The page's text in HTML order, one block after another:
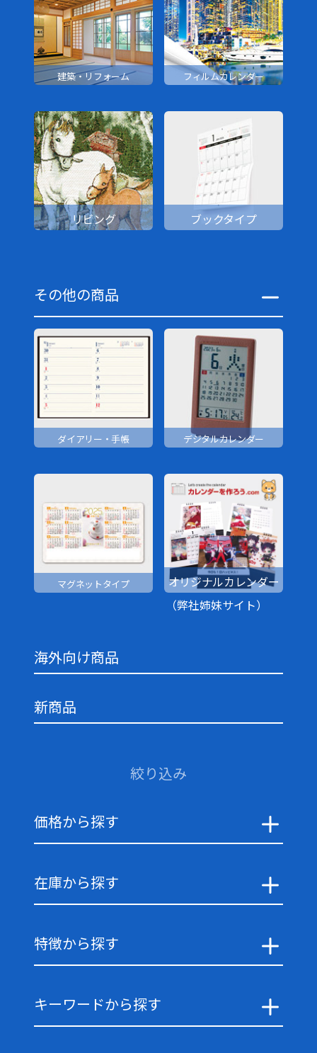
建築・リフォーム フィルムカレンダー
リビング ブックタイプ
その他の商品
ダイアリー・手帳 デジタルカレンダー
マグネットタイプ
オリジナルカレンダー
（弊社姉妹サイト）
海外向け商品
新商品
絞り込み
価格から探す
在庫から探す
特徴から探す
キーワードから探す